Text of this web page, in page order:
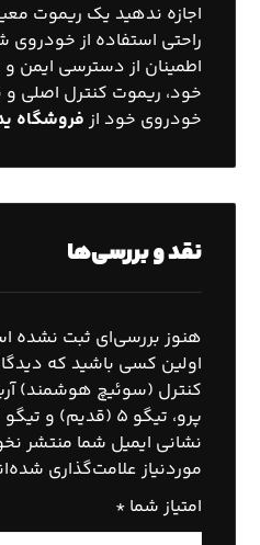
اجازه ندهید یک ریموت
راحتی استفاده از خودروی
اطمینان از دسترسی ایمن
خود، ریموت کنترل اصلی و
خودروی خود ازفروشگاه
نقد و بررسی‌ها
هنوز بررسی‌ای ثبت نشده
اولین کسی باشید که
پرو، تیگو ۵ (قدیم) و تیگو ۷ (قدیم)”
نشانی ایمیل شما منتشر
موردنیاز علامت‌گذاری
امتیاز شما *